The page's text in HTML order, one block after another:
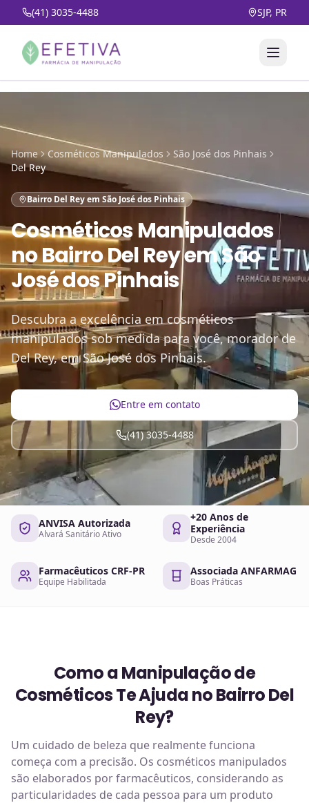
(41) 3035-4488 SJP, PR
Home Cosméticos Manipulados
São José dos Pinhais
Del Rey
Bairro Del Rey em São José dos Pinhais
Cosméticos Manipulados
noBairro Del Rey em São
José dos Pinhais
Descubra a excelência em cosméticos
manipulados sob medida para você, morador de
Del Rey, em São José dos Pinhais.
Entre em contato
(41) 3035-4488
ANVISA Autorizada
Alvará Sanitário Ativo
+20 Anos de
Experiência
Desde 2004
Farmacêuticos CRF-PR
Equipe Habilitada
Associada ANFARMAG
Boas Práticas
Como a Manipulação de
Cosméticos Te Ajuda no Bairro Del
Rey?
Um cuidado de beleza que realmente funciona
começa com a precisão. Os cosméticos manipulados
são elaborados por farmacêuticos, considerando as
particularidades de cada pessoa para um produto